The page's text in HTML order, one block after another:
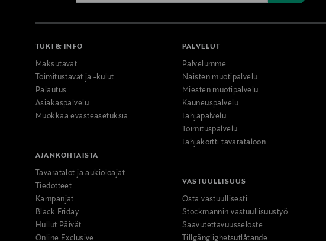
TUKI & INFO
Maksutavat
Toimitustavat ja -kulut
Palautus
Asiakaspalvelu
Muokkaa evästeasetuksia
AJANKOHTAISTA
Tavaratalot ja aukioloajat
Tiedotteet
Kampanjat
Black Friday
Hullut Päivät
Online Exclusive
PALVELUT
Palvelumme
Naisten muotipalvelu
Miesten muotipalvelu
Kauneuspalvelu
Lahjapalvelu
Toimituspalvelu
Lahjakortti tavarataloon
VASTUULLISUUS
Osta vastuullisesti
Stockmannin vastuullisuustyö
Saavutettavuusseloste
Tillgänglighetsutlåtande